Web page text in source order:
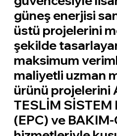
güneş enerjisi
üstü projelerini
şekilde
maksimum
maliyetli uzman
ürünü projelerini
TESLİM SİSTEM
(EPC) ve